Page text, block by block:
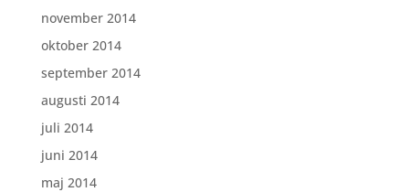
november 2014
oktober 2014
september 2014
augusti 2014
juli 2014
juni 2014
maj 2014